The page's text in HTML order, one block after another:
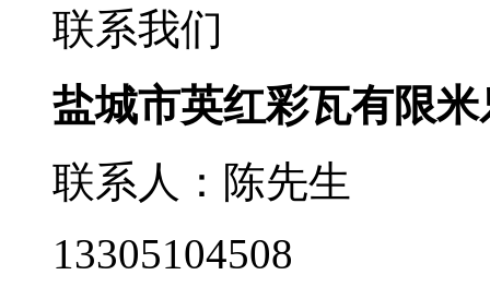
联系我们
盐城市英红彩瓦有限
联系人：陈先生
13305104508